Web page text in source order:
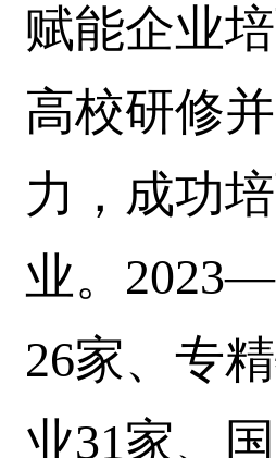
赋能企业
高校研修
力，成功
业。
26家、专
业31家、